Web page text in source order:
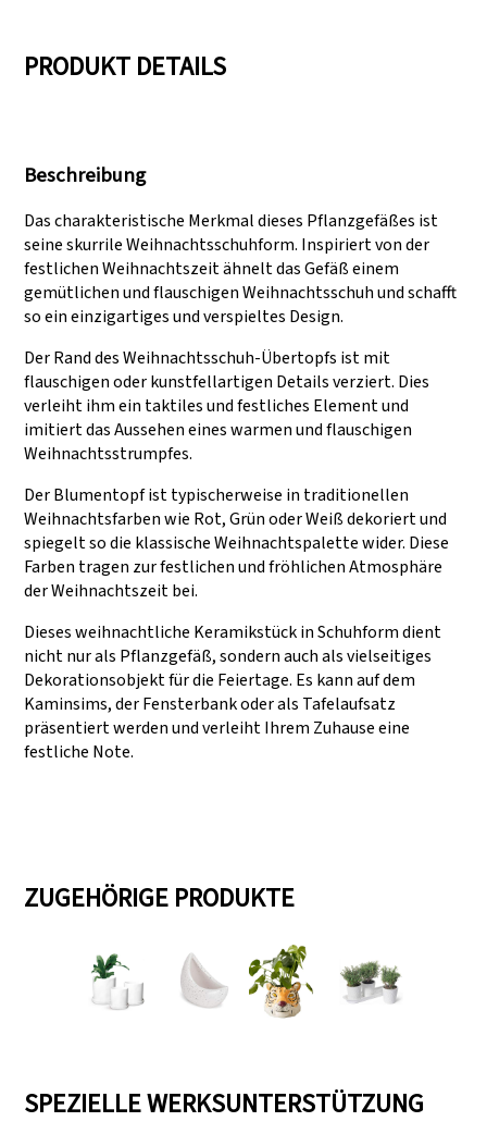
große
erfüllen können.
und TARGET
PRODUKT DETAILS
Beschreibung
Das charakteristische Merkmal dieses Pflanzgefäßes ist
seine skurrile Weihnachtsschuhform. Inspiriert von der
festlichen Weihnachtszeit ähnelt das Gefäß einem
gemütlichen und flauschigen Weihnachtsschuh und schafft
so ein einzigartiges und verspieltes Design.
Der Rand des Weihnachtsschuh-Übertopfs ist mit
flauschigen oder kunstfellartigen Details verziert. Dies
verleiht ihm ein taktiles und festliches Element und
imitiert das Aussehen eines warmen und flauschigen
Weihnachtsstrumpfes.
Der Blumentopf ist typischerweise in traditionellen
Weihnachtsfarben wie Rot, Grün oder Weiß dekoriert und
spiegelt so die klassische Weihnachtspalette wider. Diese
Farben tragen zur festlichen und fröhlichen Atmosphäre
der Weihnachtszeit bei.
Dieses weihnachtliche Keramikstück in Schuhform dient
nicht nur als Pflanzgefäß, sondern auch als vielseitiges
Dekorationsobjekt für die Feiertage. Es kann auf dem
Kaminsims, der Fensterbank oder als Tafelaufsatz
präsentiert werden und verleiht Ihrem Zuhause eine
festliche Note.
ZUGEHÖRIGE PRODUKTE
SPEZIELLE WERKSUNTERSTÜTZUNG